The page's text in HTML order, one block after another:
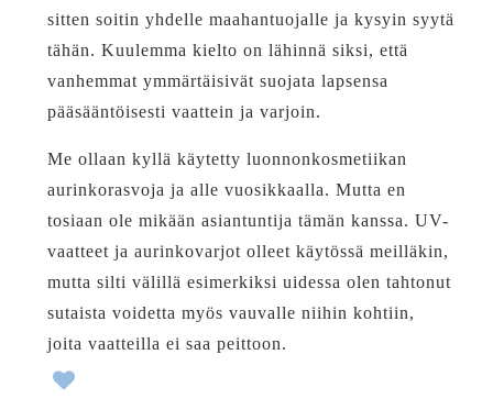
sitten soitin yhdelle maahantuojalle ja kysyin syytä
tähän. Kuulemma kielto on lähinnä siksi, että
vanhemmat ymmärtäisivät suojata lapsensa
pääsääntöisesti vaattein ja varjoin.
Me ollaan kyllä käytetty luonnonkosmetiikan
aurinkorasvoja ja alle vuosikkaalla. Mutta en
tosiaan ole mikään asiantuntija tämän kanssa. UV-
vaatteet ja aurinkovarjot olleet käytössä meilläkin,
mutta silti välillä esimerkiksi uidessa olen tahtonut
sutaista voidetta myös vauvalle niihin kohtiin,
joita vaatteilla ei saa peittoon.